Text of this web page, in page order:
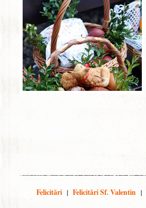
Felicitări | Felicitări Sf. Valentin |